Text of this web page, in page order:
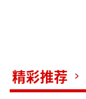
精彩推荐